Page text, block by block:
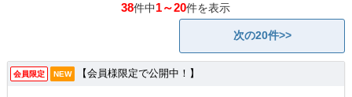
38件中1～20件を表示
次の20件>>
会員限定 NEW 【会員様限定で公開中！】